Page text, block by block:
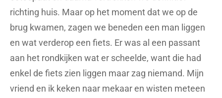
richting huis. Maar op het moment dat we op de
brug kwamen, zagen we beneden een man liggen
en wat verderop een fiets. Er was al een passant
aan het rondkijken wat er scheelde, want die had
enkel de fiets zien liggen maar zag niemand. Mijn
vriend en ik keken naar mekaar en wisten meteen